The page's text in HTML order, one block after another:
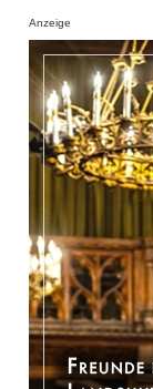
Anzeige